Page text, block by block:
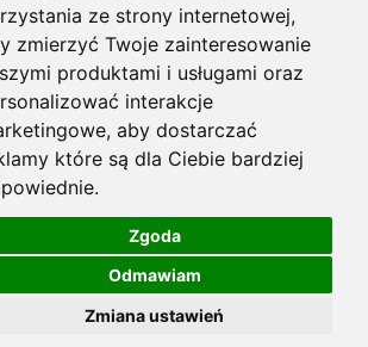
ze strony internetowej,
zmierzyć Twoje zainteresowanie
produktami i usługami oraz
interakcje
, aby dostarczać
które są dla Ciebie bardziej
.
Zgoda
Odmawiam
Zmiana ustawień
Download
cookies to improve your experience. We'll
ok with this, but you can opt-out if you
Accept